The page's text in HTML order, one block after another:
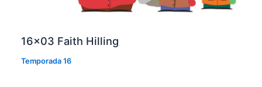
16×03 Faith Hilling
Temporada 16